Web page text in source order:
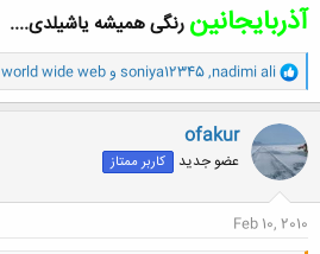
آذربایجانین رنگی همیشه یاشیلدی....
و
ا
ک
ن
ش
ه
ا
nadimi ali
,
soniya12345 وworld wide web
ofakur
عضو جدید کاربر ممتاز
Feb 10, 2010